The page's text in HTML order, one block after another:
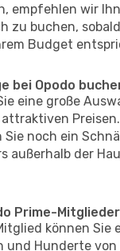
empfehlen wir
zu buchen,
Budget
bei Opodo
eine große
noch ein
außerhalb der
Prime-Mitglieder
können Sie
und Hunderte von